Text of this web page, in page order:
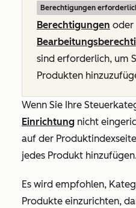
Berechtigungen
Berechtigungen oder
sind erforderlich, um
Produkten
Wenn Sie Ihre
Einrichtung nicht
auf der
jedes Produkt
Es wird empfohlen,
Produkte einzurichten,